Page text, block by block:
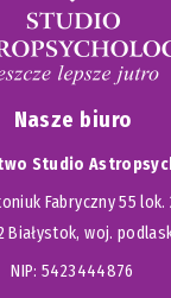
Nasze biuro
Studio
Fabryczny 55 lok.
Białystok, woj.
NIP: 5423444876